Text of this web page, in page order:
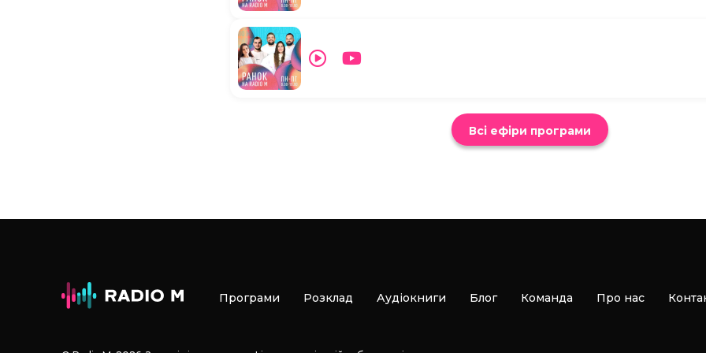
Всі ефіри програми
Програми Розклад Аудіокниги Блог Команда Про нас